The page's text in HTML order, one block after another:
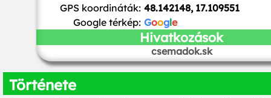
GPS koordináták: 48.142148, 17.109551
Google térkép: Google
Hivatkozások
csemadok.sk
Története